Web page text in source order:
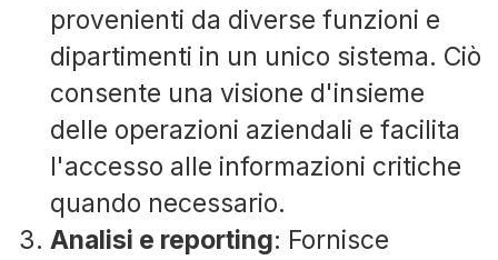
provenienti da diverse funzioni e
dipartimenti in un unico sistema. Ciò
consente una visione d'insieme
delle operazioni aziendali e facilita
l'accesso alle informazioni critiche
quando necessario.
Analisi e reporting: Fornisce